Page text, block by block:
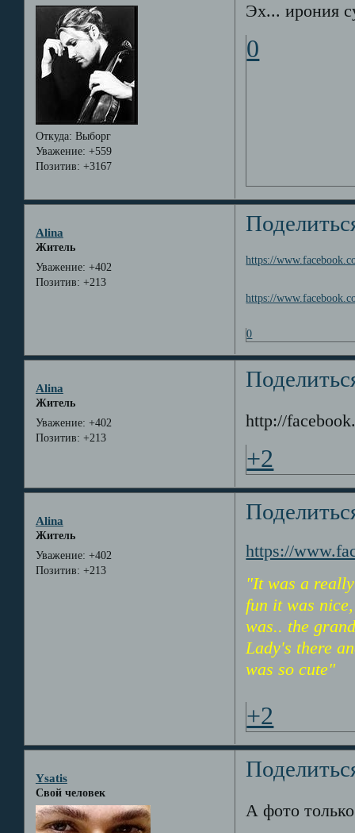
Откуда: Выборг
Уважение: +559
Позитив: +3167
Эх... ирония
0
Alina
Житель
Уважение: +402
Позитив: +213
https://
https://
0
Alina
Житель
Уважение: +402
Позитив: +213
http://
+2
Alina
Житель
Уважение: +402
Позитив: +213
https://
"It was a
fun it was
was.. the
Lady's there
was so cute"
+2
Ysatis
Свой человек
А фото